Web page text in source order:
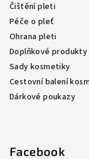
Čištění pleti
Péče o pleť
Ohrana pleti
Doplňkové produkty
Sady kosmetiky
Cestovní balení
Dárkové poukazy
Facebook